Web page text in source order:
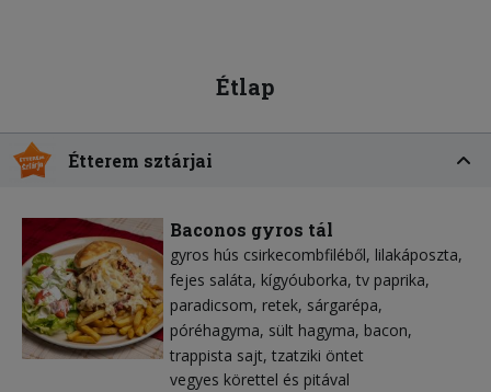
Étlap
Étterem sztárjai
Baconos gyros tál
gyros hús csirkecombfiléből lilakáposzta
fejes saláta kígyóuborka tv paprika
paradicsom retek sárgarépa
póréhagyma sült hagyma bacon
trappista sajt tzatziki öntet
vegyes körettel és pitával